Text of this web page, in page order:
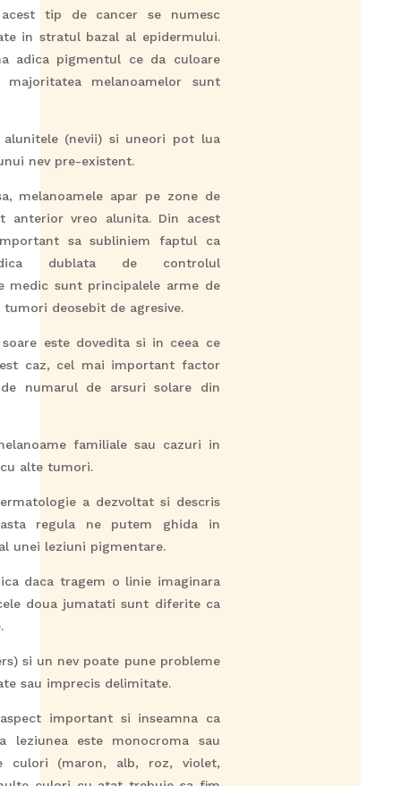
tip de cancer se numesc
in stratul bazal al epidermului.
adica pigmentul ce da culoare
melanoamelor sunt
alunitele (nevii) si uneori pot lua
nev pre-existent.
melanoamele apar pe zone de
anterior vreo alunita. Din acest
sa subliniem faptul ca
dublata de controlul
medic sunt principalele arme de
deosebit de agresive.
este dovedita si in ceea ce
caz, cel mai important factor
numarul de arsuri solare din
familiale sau cazuri in
alte tumori.
a dezvoltat si descris
regula ne putem ghida in
unei leziuni pigmentare.
daca tragem o linie imaginara
doua jumatati sunt diferite ca
si un nev poate pune probleme
sau imprecis delimitate.
important si inseamna ca
leziunea este monocroma sau
culori (maron, alb, roz, violet,